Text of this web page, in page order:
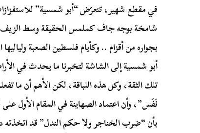
في مقطع شهير، تتعرّض “أبو شمسية”
شامخة بوجه جاف كملمس الحقيقة وسط
بجواره من أقزام .. وكأيام فلسطين الصعبة
أبو شمسية إلى الشاشة لتخبرنا ما يحدث في
تلك الثقة، وكل هذه اللباقة، لكن الأهم أن ما
نَفَس”، وأن اعتماد الصهاينة في المقام الأول
بأن “ضرب الخناجر ولا حكم الندل” قد اتخذته